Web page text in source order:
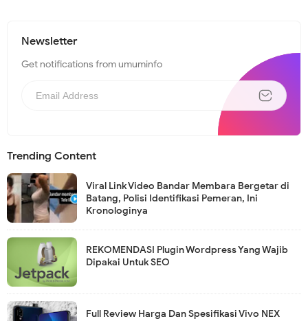
Newsletter
Get notifications from umuminfo
Trending Content
Viral Link Video Bandar Membara Bergetar di
Batang, Polisi Identifikasi Pemeran, Ini
Kronologinya
REKOMENDASI Plugin Wordpress Yang Wajib
Dipakai Untuk SEO
Full Review Harga Dan Spesifikasi Vivo NEX